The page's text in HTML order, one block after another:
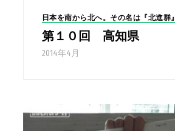
日本を南から北へ。その名は『北進群』
第１０回 高知県
2014年4月